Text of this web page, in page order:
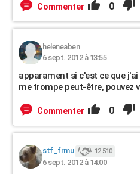
Commenter 0
heleneaben
6 sept. 2012 à 13:55
apparament si c'est ce que
me trompe peut-être, pouvez
Commenter 0
stf_frmu 12 510
6 sept. 2012 à 14:00